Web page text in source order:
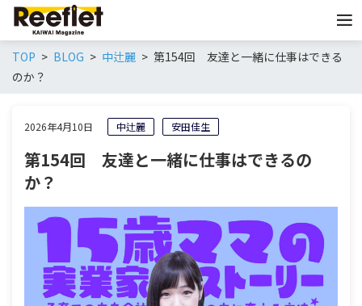
TOP BLOG 中辻麗
第154回 友達と一緒に仕事はできる
のか？
2026年4月10日 中辻麗 安田佳生
第154回 友達と一緒に仕事はできるの
か？